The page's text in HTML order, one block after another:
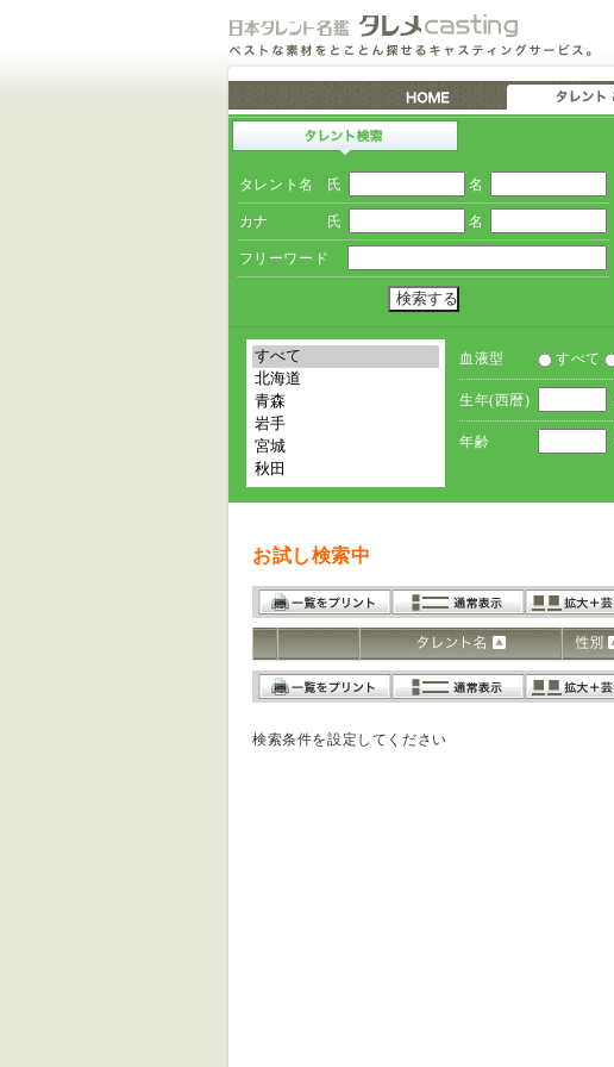
タレント名 氏 名
カナ 氏 名
フリーワード
血液型 すべて
生年(西暦)
年齢
お試し検索中
検索条件を設定してください